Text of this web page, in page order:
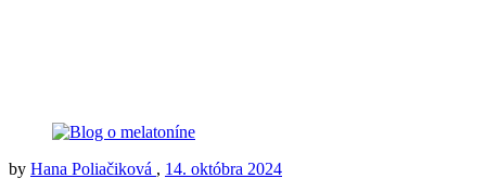
by Hana Poliačiková , 14. októbra 2024